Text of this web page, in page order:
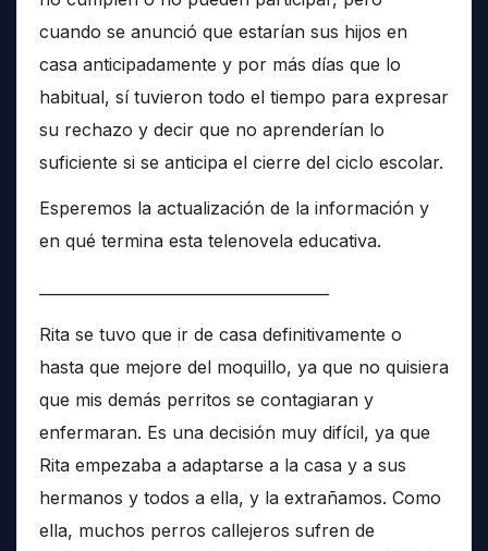
cuando se anunció que estarían sus hijos en
casa anticipadamente y por más días que lo
habitual, sí tuvieron todo el tiempo para expresar
su rechazo y decir que no aprenderían lo
suficiente si se anticipa el cierre del ciclo escolar.
Esperemos la actualización de la información y
en qué termina esta telenovela educativa.
Rita se tuvo que ir de casa definitivamente o
hasta que mejore del moquillo, ya que no quisiera
que mis demás perritos se contagiaran y
enfermaran. Es una decisión muy difícil, ya que
Rita empezaba a adaptarse a la casa y a sus
hermanos y todos a ella, y la extrañamos. Como
ella, muchos perros callejeros sufren de